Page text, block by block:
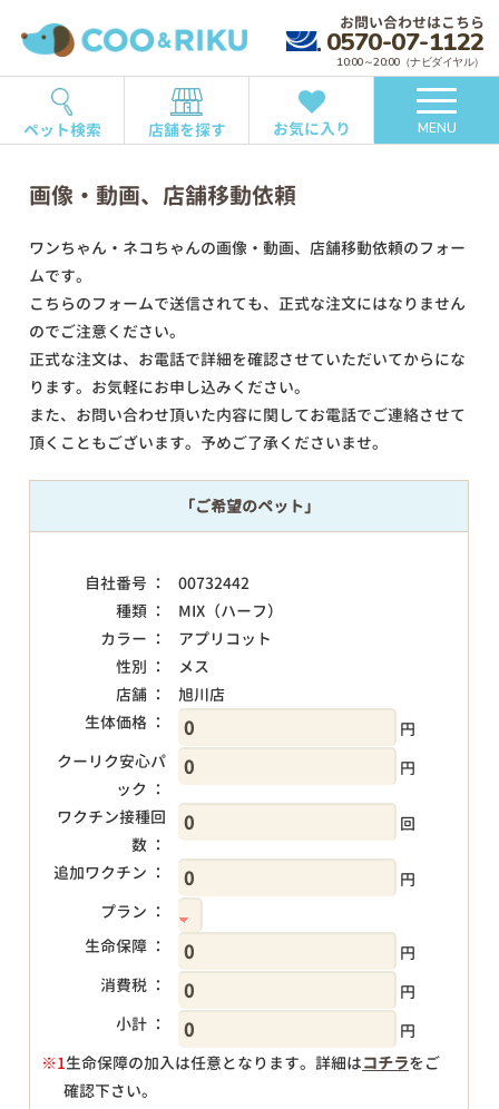
お問い合わせはこちら
0570-07-1122
10:00～20:00（ナビダイヤル）
ペット検索 店舗を探す お気に入り MENU
画像・動画、店舗移動依頼
ワンちゃん・ネコちゃんの画像・動画、店舗移動依頼のフォー
ムです。
こちらのフォームで送信されても、正式な注文にはなりません
のでご注意ください。
正式な注文は、お電話で詳細を確認させていただいてからにな
ります。お気軽にお申し込みください。
また、お問い合わせ頂いた内容に関してお電話でご連絡させて
頂くこともございます。予めご了承くださいませ。
「ご希望のペット」
自社番号 ：
00732442
種類 ：
MIX（ハーフ）
カラー ：
アプリコット
性別 ：
メス
店舗 ：
旭川店
生体価格 ：
円
クーリク安心パ
ック ：
円
ワクチン接種回
数 ：
回
追加ワクチン ：
円
プラン ：
生命保障 ：
円
消費税 ：
円
小計 ：
円
※1生命保障の加入は任意となります。詳細はコチラをご
確認下さい。